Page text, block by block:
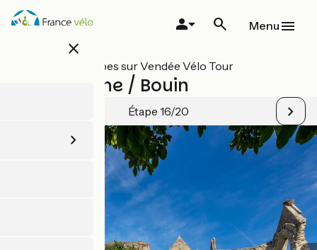
Aller
au
close
Menu
Toutes les étapes sur Vendée Vélo Tour
La Garnache / Bouin
Étape 16/20